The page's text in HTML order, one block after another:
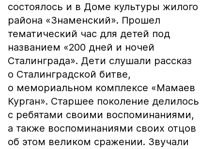
состоялось и в Доме культуры жилого
района «Знаменский». Прошел
тематический час для детей под
названием «200 дней и ночей
Сталинграда». Дети слушали рассказ
о Сталинградской битве,
о мемориальном комплексе «Мамаев
Курган». Старшее поколение делилось
с ребятами своими воспоминаниями,
а также воспоминаниями своих отцов
об этом великом сражении. Звучали